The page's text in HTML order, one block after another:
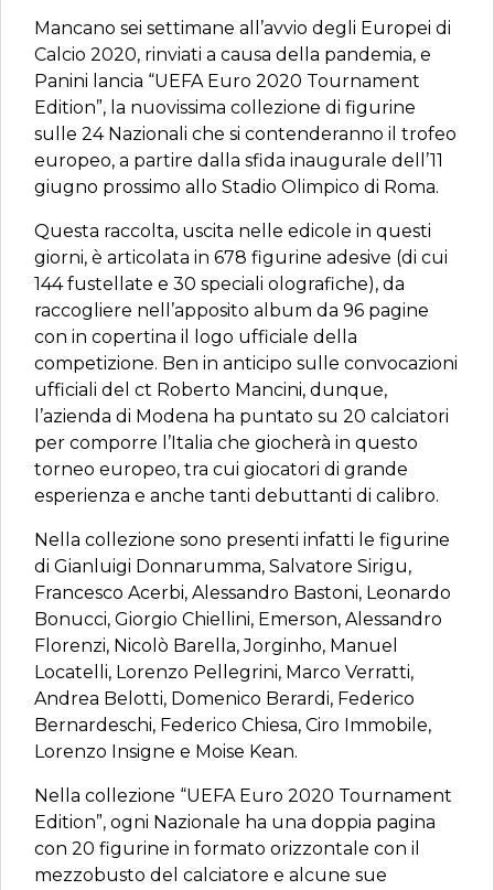
Mancano sei settimane all’avvio degli Europei di
Calcio 2020, rinviati a causa della pandemia, e
Panini lancia “UEFA Euro 2020 Tournament
Edition”, la nuovissima collezione di figurine
sulle 24 Nazionali che si contenderanno il trofeo
europeo, a partire dalla sfida inaugurale dell’11
giugno prossimo allo Stadio Olimpico di Roma.
Questa raccolta, uscita nelle edicole in questi
giorni, è articolata in 678 figurine adesive (di cui
144 fustellate e 30 speciali olografiche), da
raccogliere nell’apposito album da 96 pagine
con in copertina il logo ufficiale della
competizione. Ben in anticipo sulle convocazioni
ufficiali del ct Roberto Mancini, dunque,
l’azienda di Modena ha puntato su 20 calciatori
per comporre l’Italia che giocherà in questo
torneo europeo, tra cui giocatori di grande
esperienza e anche tanti debuttanti di calibro.
Nella collezione sono presenti infatti le figurine
di Gianluigi Donnarumma, Salvatore Sirigu,
Francesco Acerbi, Alessandro Bastoni, Leonardo
Bonucci, Giorgio Chiellini, Emerson, Alessandro
Florenzi, Nicolò Barella, Jorginho, Manuel
Locatelli, Lorenzo Pellegrini, Marco Verratti,
Andrea Belotti, Domenico Berardi, Federico
Bernardeschi, Federico Chiesa, Ciro Immobile,
Lorenzo Insigne e Moise Kean.
Nella collezione “UEFA Euro 2020 Tournament
Edition”, ogni Nazionale ha una doppia pagina
con 20 figurine in formato orizzontale con il
mezzobusto del calciatore e alcune sue